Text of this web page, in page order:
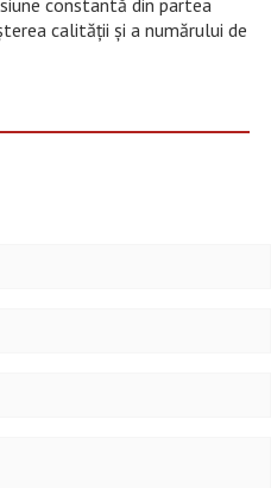
constantă din partea
calității și a numărului de